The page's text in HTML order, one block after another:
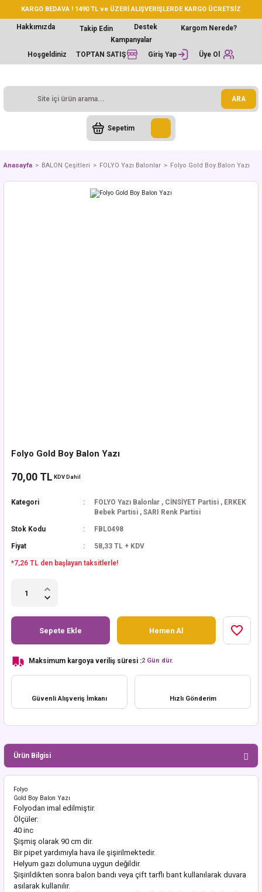
KARGO BEDAVA ! 1490 TL ve ÜZERİ ALIŞVERİŞLERDE KARGO ÜCRETSİZ
Hakkımızda Takip Edin Destek
Kargom Nerede?
Kampanyalar
Hoşgeldiniz
TOPTAN SATIŞ Giriş Yap Üye Ol
ARA
Sepetim
Anasayfa BALON Çeşitleri FOLYO Yazı Balonlar Folyo Gold Boy Balon Yazı
Folyo Gold Boy Balon Yazı
70,00 TL KDV Dahil
Kategori FOLYO Yazı Balonlar , CİNSİYET Partisi , ERKEK
Bebek Partisi , SARI Renk Partisi
Stok Kodu FBL0498
Fiyat 58,33 TL + KDV
*7,26 TL den başlayan taksitlerle!
Sepete Ekle Hemen Al
Maksimum kargoya veriliş süresi :2 Gün dür.
Güvenli Alışveriş İmkanı Hızlı Gönderim
Ürün Bilgisi
Folyo
Gold Boy Balon Yazı
Folyodan imal edilmiştir.
Ölçüler:
40 inc
Şişmiş olarak 90 cm dir.
Bir pipet yardımıyla hava ile şişirilmektedir.
Helyum gazı dolumuna uygun değildir.
Şişirildikten sonra balon bandı veya çift tarflı bant kullanılarak duvara
asılarak kullanılır.